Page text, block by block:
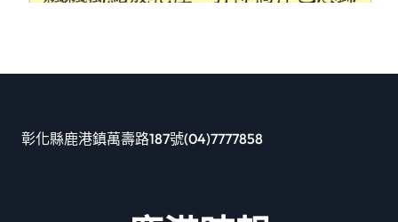
彰化縣鹿港鎮萬壽路187號(04)7777858